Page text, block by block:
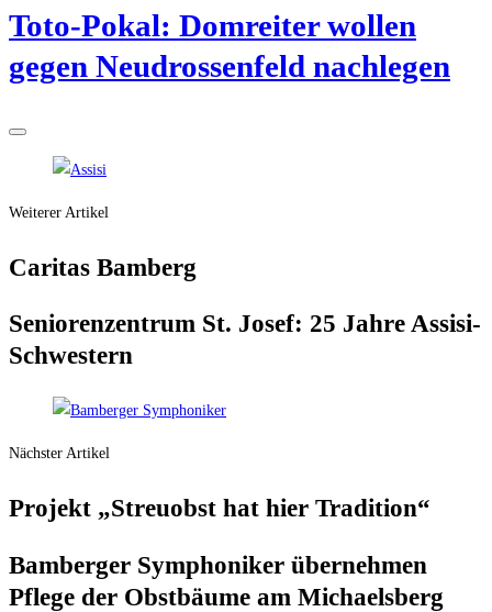
Toto-Pokal: Dom­rei­ter wol­len
gegen Neu­dros­sen­feld nachlegen
Weiterer Artikel
Cari­tas Bamberg
Senio­ren­zen­trum St. Josef: 25 Jah­re Assisi-
Schwestern
Nächster Artikel
Pro­jekt „Streu­obst hat hier Tradition“
Bam­ber­ger Sym­pho­ni­ker über­neh­men
Pfle­ge der Obst­bäu­me am Michaelsberg